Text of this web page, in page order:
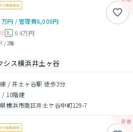
万円 /管理費6,000円
礼 6.4万円
/2階
シス横浜井土ヶ谷
/ 井土ヶ谷駅 徒歩3分
/ 10階建
横浜市南区井土ケ谷中町129-7